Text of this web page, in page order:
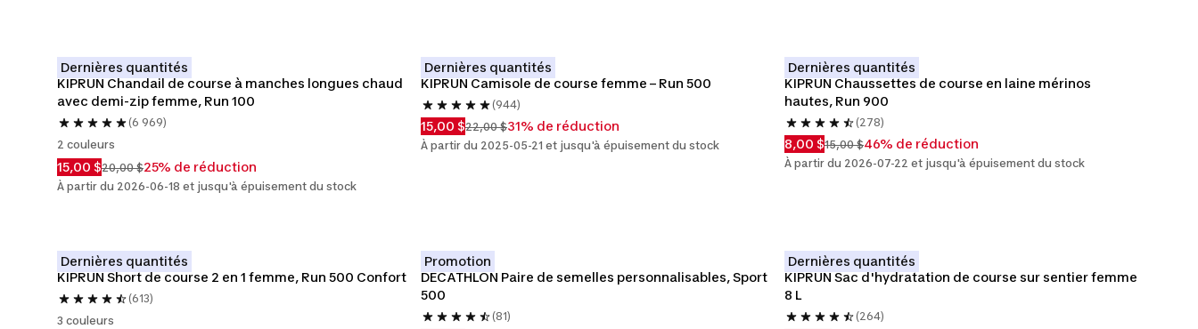
Dernières quantités
KIPRUN Chandail de course à manches longues chaud
avec demi-zip femme, Run 100
(6 969)
2 couleurs
15,00 $20,00 $25% de réduction
À partir du 2026-06-18 et jusqu'à épuisement du stock
Dernières quantités
KIPRUN Camisole de course femme – Run 500
(944)
15,00 $22,00 $31% de réduction
À partir du 2025-05-21 et jusqu'à épuisement du stock
Dernières quantités
KIPRUN Chaussettes de course en laine mérinos
hautes, Run 900
(278)
8,00 $15,00 $46% de réduction
À partir du 2026-07-22 et jusqu'à épuisement du stock
Dernières quantités
KIPRUN Short de course 2 en 1 femme, Run 500 Confort
(613)
3 couleurs
Promotion
DECATHLON Paire de semelles personnalisables, Sport
500
(81)
Dernières quantités
KIPRUN Sac d'hydratation de course sur sentier femme
8 L
(264)